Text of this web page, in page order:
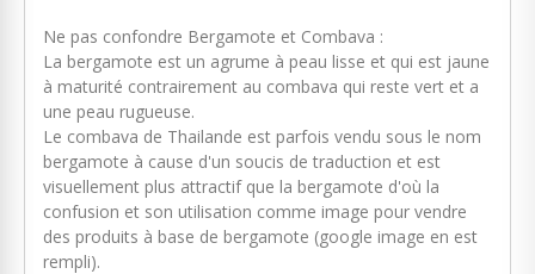
Ne pas confondre Bergamote et Combava :
La bergamote est un agrume à peau lisse et qui est jaune
à maturité contrairement au combava qui reste vert et a
une peau rugueuse.
Le combava de Thailande est parfois vendu sous le nom
bergamote à cause d'un soucis de traduction et est
visuellement plus attractif que la bergamote d'où la
confusion et son utilisation comme image pour vendre
des produits à base de bergamote (google image en est
rempli).